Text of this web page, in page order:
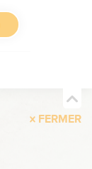
FERMER